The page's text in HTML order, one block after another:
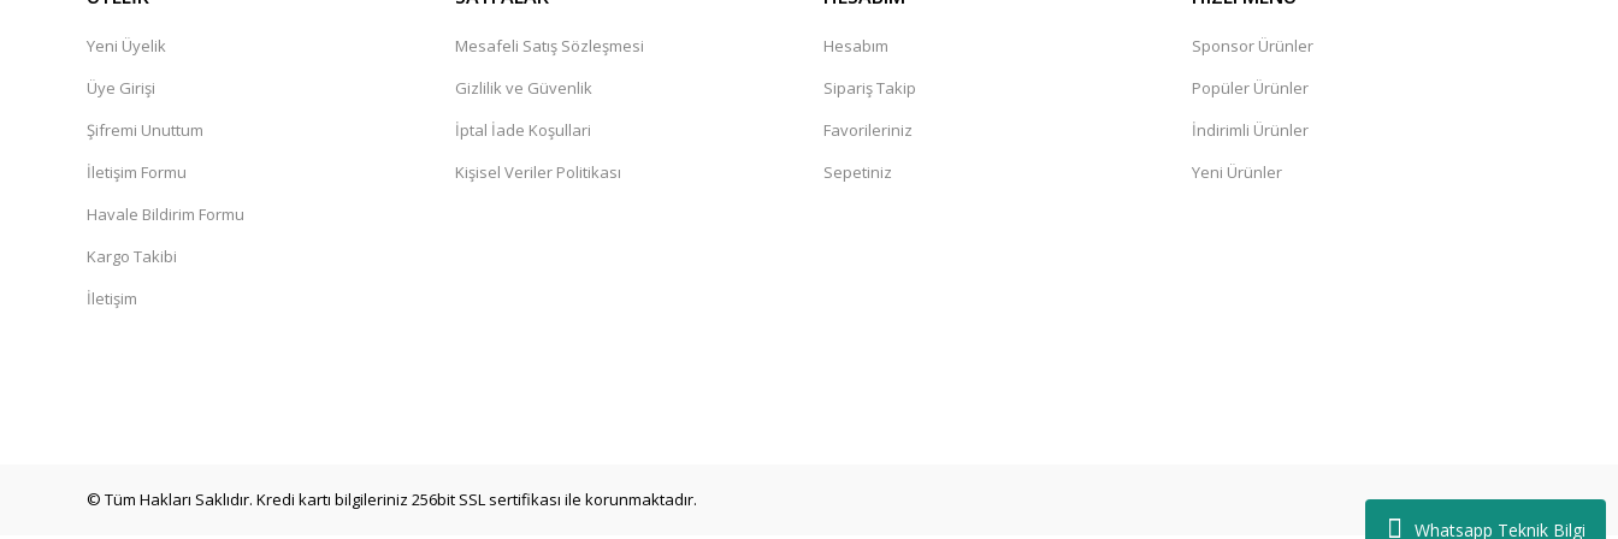
Whatsapp Teknik Bilgi
Yeni Üyelik
Üye Girişi
Şifremi Unuttum
İletişim Formu
Havale Bildirim Formu
Kargo Takibi
İletişim
Mesafeli Satış Sözleşmesi
Gizlilik ve Güvenlik
İptal İade Koşullari
Kişisel Veriler Politikası
Hesabım
Sipariş Takip
Favorileriniz
Sepetiniz
Sponsor Ürünler
Popüler Ürünler
İndirimli Ürünler
Yeni Ürünler
© Tüm Hakları Saklıdır. Kredi kartı bilgileriniz 256bit SSL sertifikası ile korunmaktadır.